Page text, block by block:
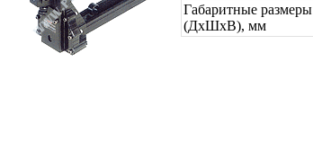
Габаритные размеры
(ДхШхВ), мм